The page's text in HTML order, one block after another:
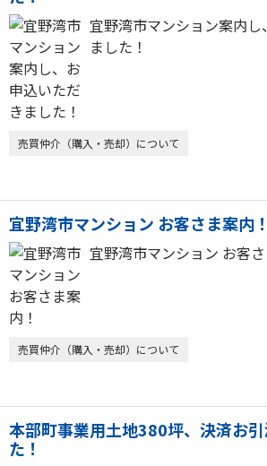
宜野湾市マンション案内
ました！
売買仲介（購入・売却）について
宜野湾市マンション お客さま案内！
宜野湾市マンション お客さ
売買仲介（購入・売却）について
本部町事業用土地380坪、決済お
た！